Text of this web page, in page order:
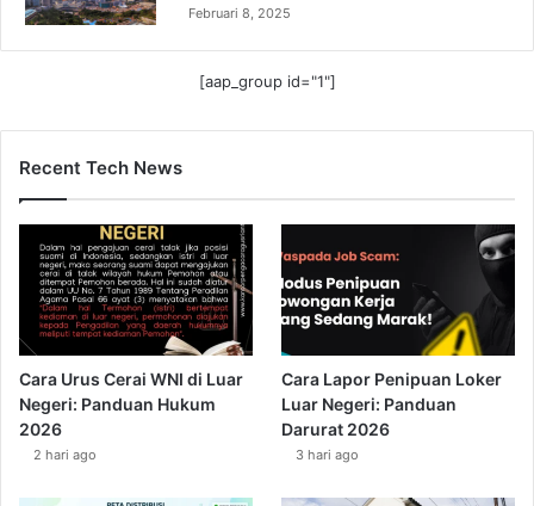
Februari 8, 2025
[aap_group id="1"]
Recent Tech News
Cara Urus Cerai WNI di Luar
Negeri: Panduan Hukum
2026
2 hari ago
Cara Lapor Penipuan Loker
Luar Negeri: Panduan
Darurat 2026
3 hari ago